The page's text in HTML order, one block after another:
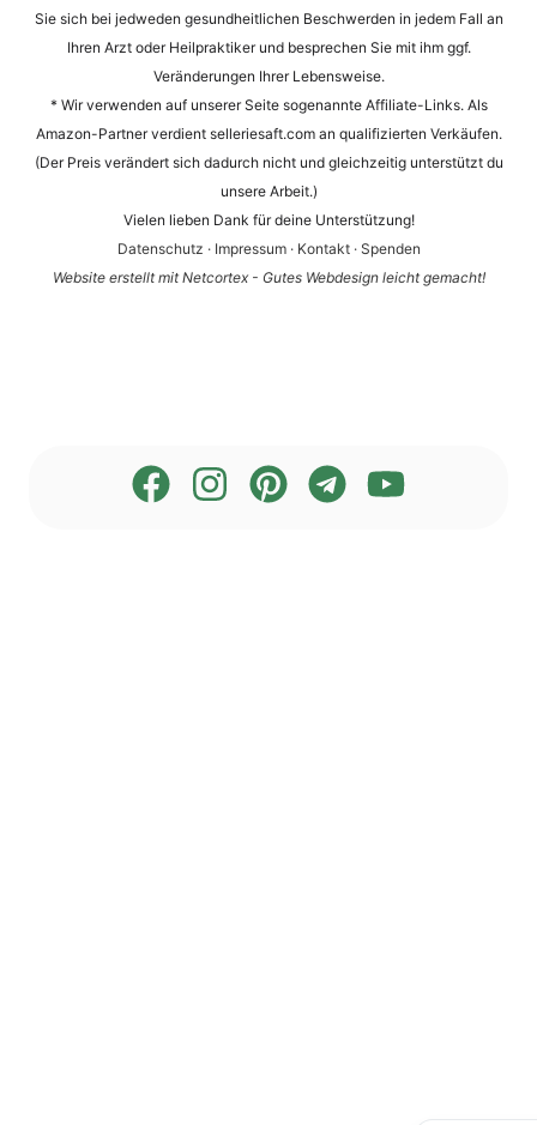
Sie sich bei jedweden gesundheitlichen Beschwerden in jedem Fall an
Ihren Arzt oder Heilpraktiker und besprechen Sie mit ihm ggf.
Veränderungen Ihrer Lebensweise.
* Wir verwenden auf unserer Seite sogenannte Affiliate-Links. Als
Amazon-Partner verdient selleriesaft.com an qualifizierten Verkäufen.
(Der Preis verändert sich dadurch nicht und gleichzeitig unterstützt du
unsere Arbeit.)
Vielen lieben Dank für deine Unterstützung!
Datenschutz · Impressum· Kontakt· Spenden
Website erstellt mit Netcortex - Gutes Webdesign leicht gemacht!